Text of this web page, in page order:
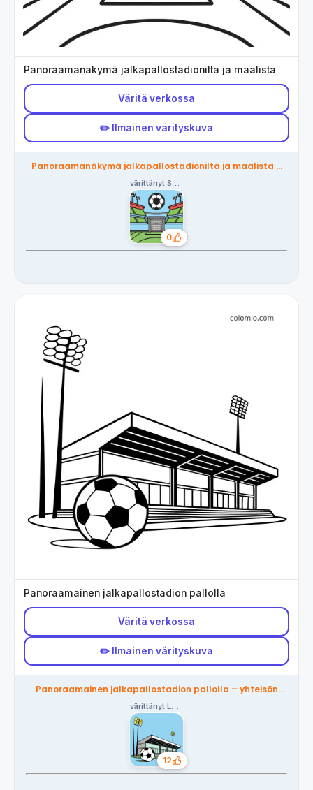
Panoraamanäkymä jalkapallostadionilta ja maalista
Väritä verkossa
✏️ Ilmainen värityskuva
Panoraamanäkymä jalkapallostadionilta ja maalista –
värittänyt Sanne
0
Tykkäykset
Panoraamainen jalkapallostadion pallolla
Väritä verkossa
✏️ Ilmainen värityskuva
Panoraamainen jalkapallostadion pallolla – yhteisön
värittänyt Lorenzo
12
Tykkäykset